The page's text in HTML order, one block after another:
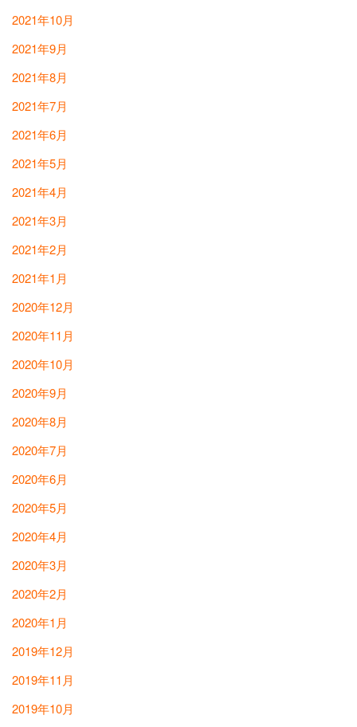
2021年10月
2021年9月
2021年8月
2021年7月
2021年6月
2021年5月
2021年4月
2021年3月
2021年2月
2021年1月
2020年12月
2020年11月
2020年10月
2020年9月
2020年8月
2020年7月
2020年6月
2020年5月
2020年4月
2020年3月
2020年2月
2020年1月
2019年12月
2019年11月
2019年10月